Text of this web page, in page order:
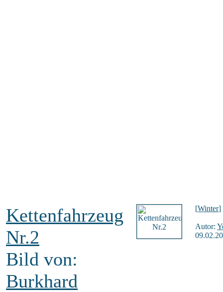
Kettenfahrzeug
Nr.2
Bild von:
Burkhard
[Winter]
Autor: